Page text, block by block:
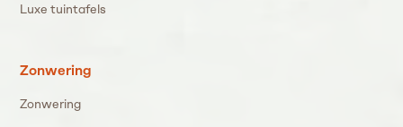
Luxe tuintafels
Zonwering
Zonwering